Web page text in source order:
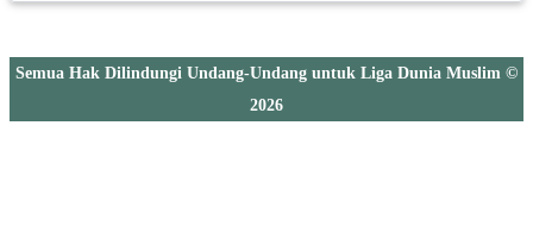
Semua Hak Dilindungi Undang-Undang untuk Liga Dunia Muslim ©
2026